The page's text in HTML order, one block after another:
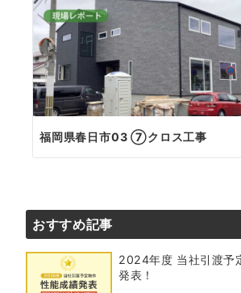
福岡県春日市03 ⑦クロス工事
おすすめ記事
2024年度 当社引渡予
発表！